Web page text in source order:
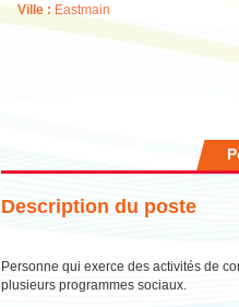
Ville :Eastmain
Description du poste
Personne qui exerce des activités de
plusieurs programmes sociaux.